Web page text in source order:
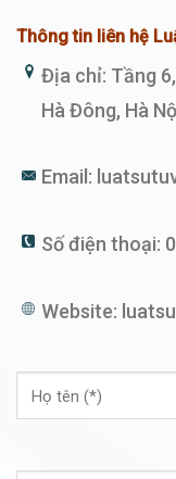
Thông tin liên hệ
Địa chỉ: Tầng
Hà Đông, Hà
Email:
Số điện thoại:
Website: